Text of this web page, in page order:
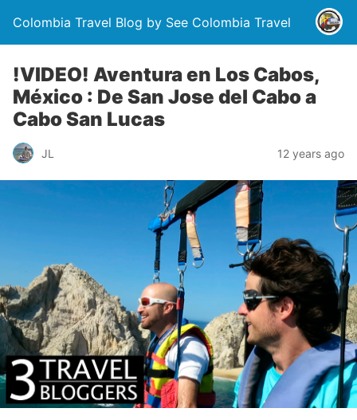
Colombia Travel Blog by See Colombia Travel
!VIDEO! Aventura en Los Cabos,
México : De San Jose del Cabo a
Cabo San Lucas
JL 12 years ago